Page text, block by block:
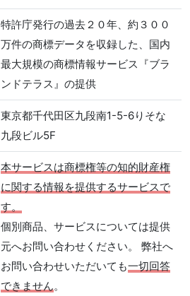
特許庁発行の過去２０年、約３００
万件の商標データを収録した、国内
最大規模の商標情報サービス『ブラ
ンドテラス』の提供
東京都千代田区九段南1-5-6りそな
九段ビル5F
本サービスは商標権等の知的財産権
に関する情報を提供するサービスで
す。
個別商品、サービスについては提供
元へお問い合わせください。 弊社へ
お問い合わせいただいても一切回答
できません。